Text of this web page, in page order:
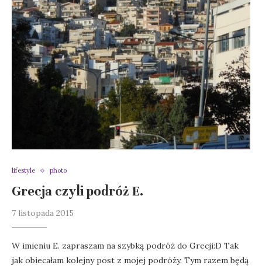
lifestyle photo
Grecja czyli podróż E.
7 listopada 2015
W imieniu E. zapraszam na szybką podróż do Grecji:D Tak
jak obiecałam kolejny post z mojej podróży. Tym razem będą